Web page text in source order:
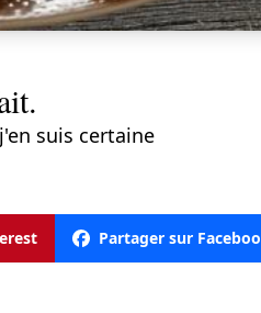
suis certaine
Partager sur